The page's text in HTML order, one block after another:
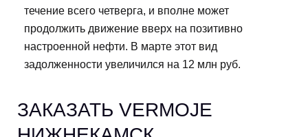
течение всего четверга, и вполне может
продолжить движение вверх на позитивно
настроенной нефти. В марте этот вид
задолженности увеличился на 12 млн руб.
ЗАКАЗАТЬ VERMOJE